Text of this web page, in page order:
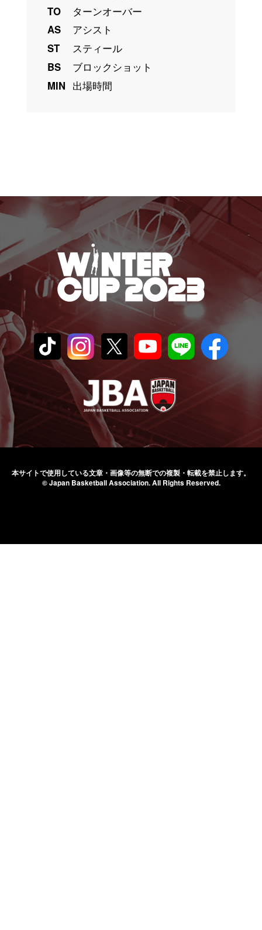
TO
ターンオーバー
AS
アシスト
ST
スティール
BS
ブロックショット
MIN 出場時間
本サイトで使用している文章・画像等の無断での複製・転載を禁止します。
© Japan Basketball Association.All Rights Reserved.